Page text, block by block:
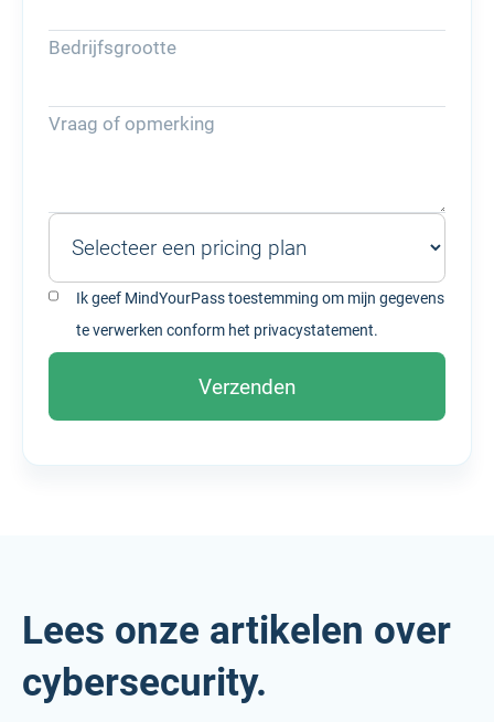
Bedrijfsgrootte
Vraag of opmerking
Ik geef MindYourPass toestemming om mijn gegevens
te verwerken conform het privacystatement.
Lees onze artikelen over
cybersecurity.